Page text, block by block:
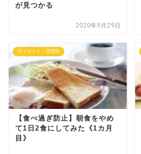
が見つかる
2020年9月29日
ダイエット・習慣術
【食べ過ぎ防止】朝食をやめ
て1日2食にしてみた《1カ月
目》